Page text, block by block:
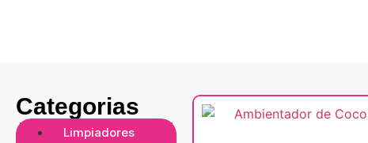
Categorias
Limpiadores